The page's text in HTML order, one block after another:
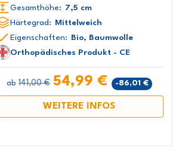
Gesamthöhe: 7,5 cm
Härtegrad: Mittelweich
Eigenschaften: Bio, Baumwolle
Orthopädisches Produkt - CE
ab 141,00 € 54,99 € -86,01 €
WEITERE INFOS